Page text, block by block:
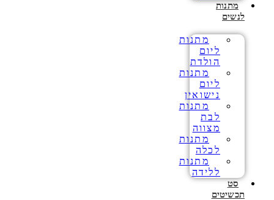
מתנות
לנשים
מתנות
ליום
הולדת
מתנות
ליום
נישואין
מתנות
לבת
מצווה
מתנות
לכלה
מתנות
ללידה
סט
תכשיטים